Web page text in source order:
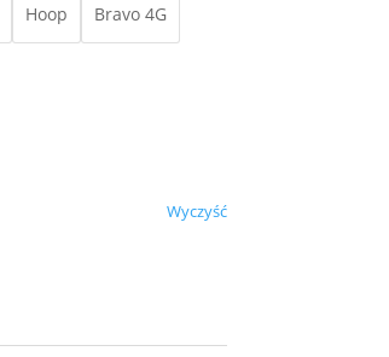
Hoop Bravo 4G
Wyczyść